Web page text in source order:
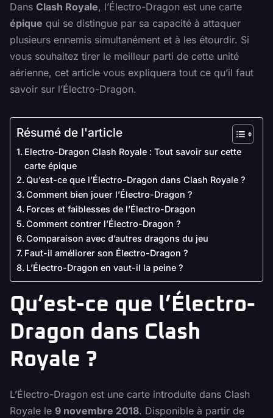
Dans Clash Royale, l’Électro-Dragon est une carte
épique qui se distingue par sa capacité à attaquer
plusieurs ennemis simultanément et à les étourdir. Si
vous souhaitez tirer le meilleur parti de cette unité
aérienne, cet article vous expliquera tout ce qu’il faut
savoir sur l’Électro-Dragon.
Résumé de l'article
Electro-Dragon Clash Royale : Tout savoir sur cette
carte épique
Qu’est-ce que l’Électro-Dragon dans Clash Royale ?
Comment bien jouer l’Électro-Dragon ?
Forces et faiblesses de l’Électro-Dragon
Comment contrer l’Électro-Dragon ?
Comparaison avec d’autres dragons du jeu
Faut-il améliorer son Électro-Dragon ?
L’Électro-Dragon en vaut-il la peine ?
Qu’est-ce que l’Électro-
Dragon dans Clash
Royale ?
L’Électro-Dragon est une carte introduite dans Clash
Royale le 9 novembre 2018. Disponible à partir de